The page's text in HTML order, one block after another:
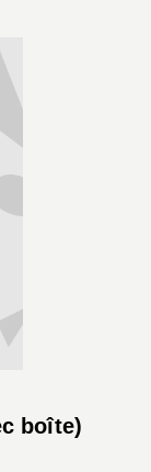
boîte)